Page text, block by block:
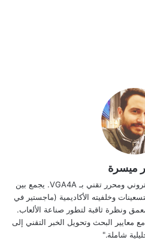
ميسرة
"صحفي متخصص في الإعلام الإلكتروني ومحرر تقني بـ VGA4A. يجمع بين
وخلفيته الأكاديمية (ماجستير في
معمق ونظرة ثاقبة لتطور صناعة الألعاب.
معايير البحث وتحويل الخبر التقني إلى
شاملة."